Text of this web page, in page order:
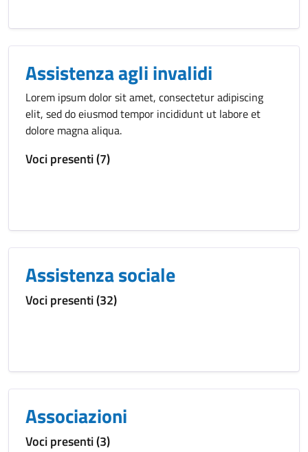
Assistenza agli invalidi
Lorem ipsum dolor sit amet, consectetur adipiscing
elit, sed do eiusmod tempor incididunt ut labore et
dolore magna aliqua.
Voci presenti (7)
Assistenza sociale
Voci presenti (32)
Associazioni
Voci presenti (3)